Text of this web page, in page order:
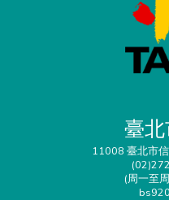
臺
11008 臺北市
(周一至